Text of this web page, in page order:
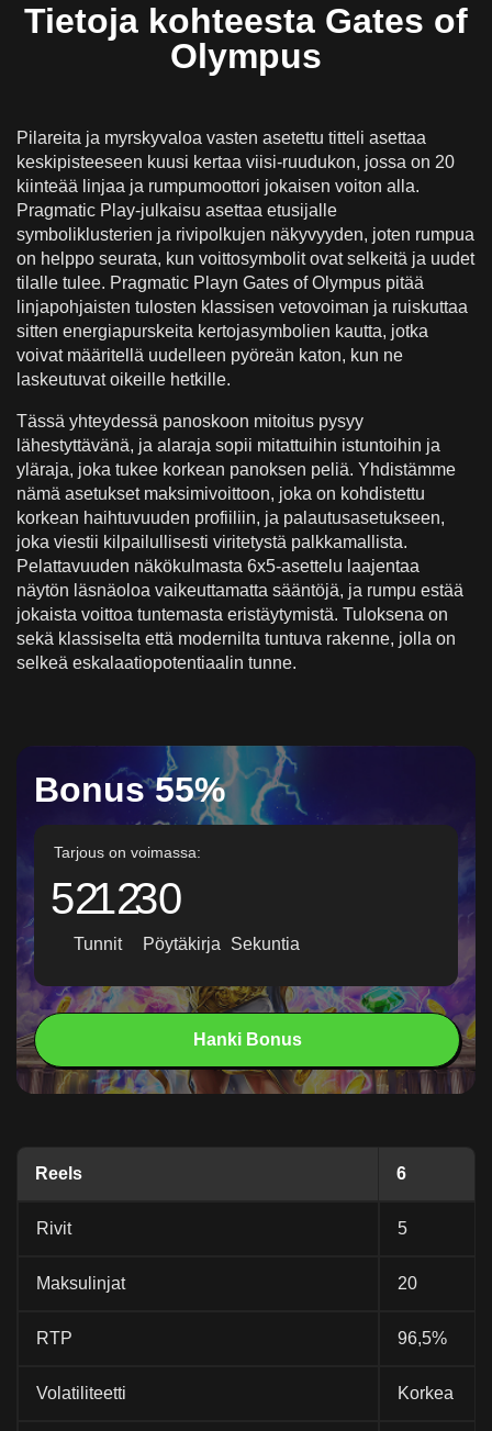
vastuullisesti
Pelaaminen Gates of Olympus Online Oikealla
Suomessa
Olympuksen porttien mobiiliversio
Tietoja Session Feel and Pacingista
Suunnittelu, Teema ja symboli-identiteetti
Istuntoesimerkkejä ja tuloskuvioita
Pankkirulla Rytmi- ja vaarnakalibrointi
Ääniohjaus ja palaute
Symboli Tasot ja Rivien näkyvyys
Johdonmukaisuus istuntojen ja laitteiden välillä
Istunnon rakenne ja tunnekaari
Mikä asettaa tämän Pragmatic Play-julkaisun
Laajennetut näytelmähuomiot suomalaisessa
kontekstissa
Käytännön esimerkkejä Feature Momentumista
Tietoja kohteesta Gates of
Olympus
Pilareita ja myrskyvaloa vasten asetettu titteli asettaa
keskipisteeseen kuusi kertaa viisi-ruudukon, jossa on 20
kiinteää linjaa ja rumpumoottori jokaisen voiton alla.
Pragmatic Play-julkaisu asettaa etusijalle
symboliklusterien ja rivipolkujen näkyvyyden, joten rumpua
on helppo seurata, kun voittosymbolit ovat selkeitä ja uudet
tilalle tulee. Pragmatic Playn Gates of Olympus pitää
linjapohjaisten tulosten klassisen vetovoiman ja ruiskuttaa
sitten energiapurskeita kertojasymbolien kautta, jotka
voivat määritellä uudelleen pyöreän katon, kun ne
laskeutuvat oikeille hetkille.
Tässä yhteydessä panoskoon mitoitus pysyy
lähestyttävänä, ja alaraja sopii mitattuihin istuntoihin ja
yläraja, joka tukee korkean panoksen peliä. Yhdistämme
nämä asetukset maksimivoittoon, joka on kohdistettu
korkean haihtuvuuden profiiliin, ja palautusasetukseen,
joka viestii kilpailullisesti viritetystä palkkamallista.
Pelattavuuden näkökulmasta 6x5-asettelu laajentaa
näytön läsnäoloa vaikeuttamatta sääntöjä, ja rumpu estää
jokaista voittoa tuntemasta eristäytymistä. Tuloksena on
sekä klassiselta että modernilta tuntuva rakenne, jolla on
selkeä eskalaatiopotentiaalin tunne.
Bonus 55%
Tarjous on voimassa:
521228
Tunnit Pöytäkirja Sekuntia
Hanki Bonus
Reels 6
Rivit 5
Maksulinjat 20
RTP 96,5%
Volatiliteetti Korkea